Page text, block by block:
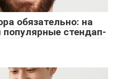
обязательно: на
стендап-